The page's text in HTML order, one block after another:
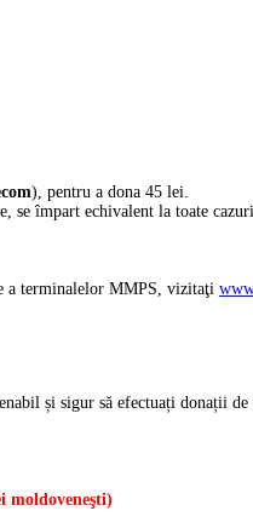
), pentru a dona 45 lei.
se împart echivalent la toate
a terminalelor MMPS, vizitaţi
și sigur să efectuați donații
moldoveneşti)